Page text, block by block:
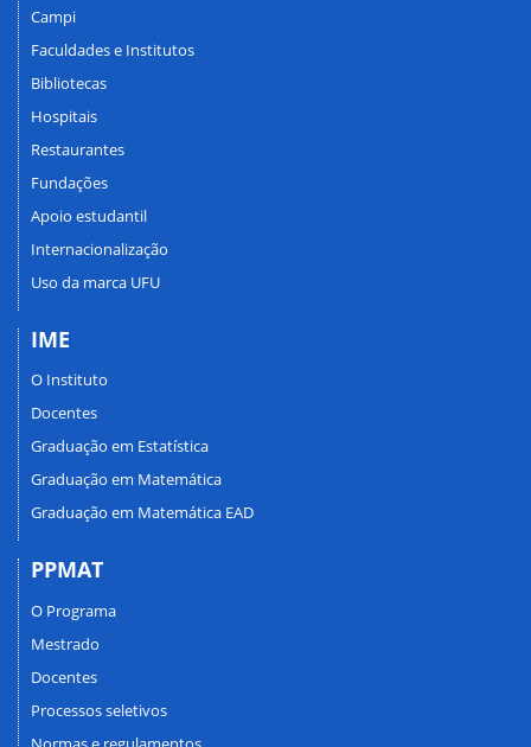
Campi
Faculdades e Institutos
Bibliotecas
Hospitais
Restaurantes
Fundações
Apoio estudantil
Internacionalização
Uso da marca UFU
IME
O Instituto
Docentes
Graduação em Estatística
Graduação em Matemática
Graduação em Matemática EAD
PPMAT
O Programa
Mestrado
Docentes
Processos seletivos